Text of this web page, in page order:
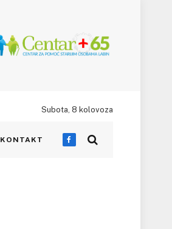
Subota, 8 kolovoza
KONTAKT
Facebook